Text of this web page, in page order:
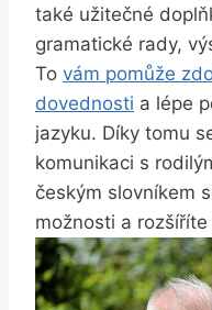
také užitečné
gramatické rady,​
To vám ‍pomůže
⁢dovednosti ‍a lépe
jazyku. Díky⁢ tomu
komunikaci s
českým slovníkem
možnosti ⁢a